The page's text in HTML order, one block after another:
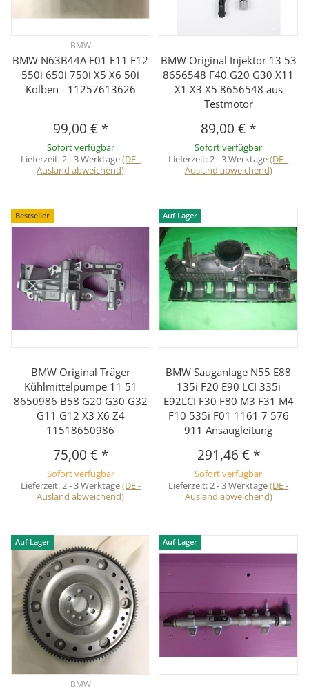
BMW
BMW N63B44A F01 F11 F12
550i 650i 750i X5 X6 50i
Kolben - 11257613626
99,00 € *
Sofort verfügbar
Lieferzeit:2 - 3 Werktage(DE -
Ausland abweichend)
BMW Original Injektor 13 53
8656548 F40 G20 G30 X11
X1 X3 X5 8656548 aus
Testmotor
89,00 € *
Sofort verfügbar
Lieferzeit:2 - 3 Werktage(DE -
Ausland abweichend)
Bestseller
BMW Original Träger
Kühlmittelpumpe 11 51
8650986 B58 G20 G30 G32
G11 G12 X3 X6 Z4
11518650986
75,00 € *
Sofort verfügbar
Lieferzeit:2 - 3 Werktage(DE -
Ausland abweichend)
Auf Lager
BMW Sauganlage N55 E88
135i F20 E90 LCI 335i
E92LCI F30 F80 M3 F31 M4
F10 535i F01 1161 7 576
911 Ansaugleitung
291,46 € *
Sofort verfügbar
Lieferzeit:2 - 3 Werktage(DE -
Ausland abweichend)
Auf Lager
BMW
Auf Lager